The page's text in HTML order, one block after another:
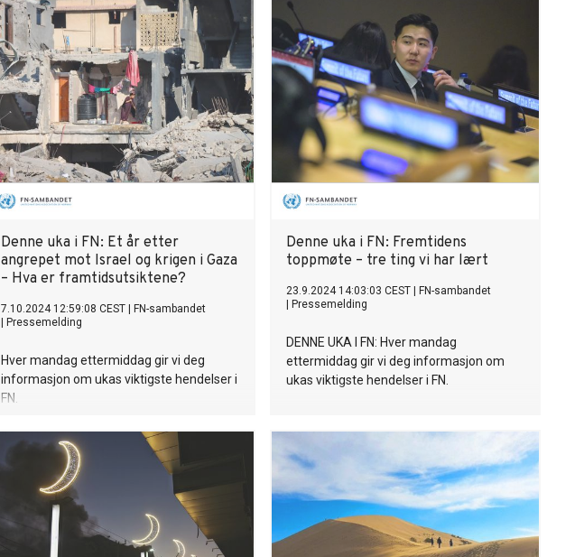
matproduksjon med bærekraftige
løsninger. Nå går meldingen videre til
behandling i Stortinget.
fra slam med opphav i norsk
havbruksnæring, hvor mer enn 11000
tonn fosfor går til spille hvert år.
Denne uka i FN: Et år etter
angrepet mot Israel og krigen i Gaza
– Hva er framtidsutsiktene?
7.10.2024 12:59:08 CEST
FN-sambandet
Pressemelding
Hver mandag ettermiddag gir vi deg
informasjon om ukas viktigste hendelser i
FN.
Denne uka i FN: Fremtidens
toppmøte – tre ting vi har lært
23.9.2024 14:03:03 CEST
FN-sambandet
Pressemelding
DENNE UKA I FN: Hver mandag
ettermiddag gir vi deg informasjon om
ukas viktigste hendelser i FN.